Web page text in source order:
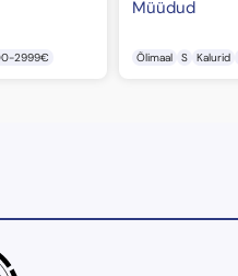
2999€
Müüdud
Õlimaal S Kalurid